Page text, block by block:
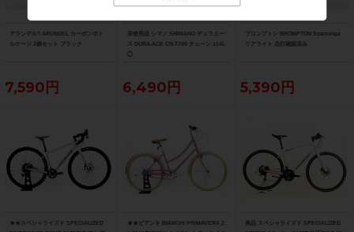
アランデル? ARUNDEL カーボンボト
ルケージ 2個セット ブラック
7,590円
未使用品 シマノ SHIMANO デュラエー
ス DURA-ACE CN-7700 チェーン 114L
◯
6,490円
ブロンプトン BROMPTON Spanninga
リアライト 点灯確認済み
5,390円
★★スペシャライズド SPECIALIZED
★★ビアンキ BIANCHI PRIMAVERA 2
美品 スペシャライズド SPECIALIZED